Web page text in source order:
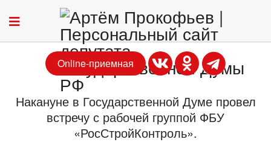
Online-приемная
Накануне в Государственной Думе провел
встречу с рабочей группой ФБУ
«РосСтройКонтроль».